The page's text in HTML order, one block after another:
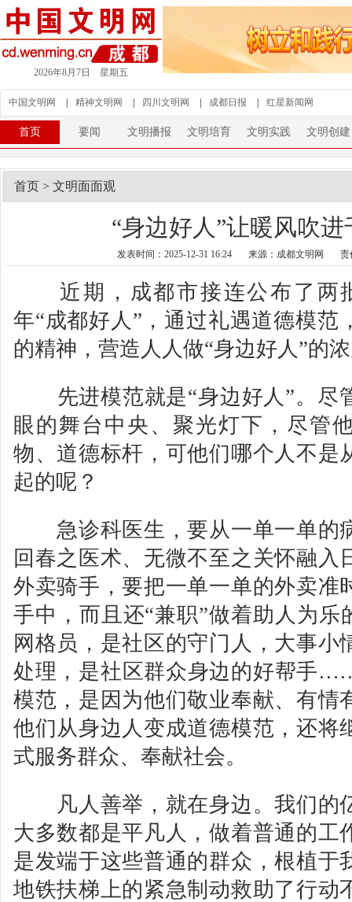
2026年8月7日 星期五
中国文明网 精神文明网 四川文明网 成都日报 红星新闻网
首页 要闻 文明播报 文明培育 文明实践 文明创建
首页 > 文明面面观
“身边好人”让暖风吹进
发表时间：2025-12-31 16:24 来源：成都文明网 责
近期，成都市接连公布了两
年“成都好人”，通过礼遇道德模范
的精神，营造人人做“身边好人”的
先进模范就是“身边好人”。尽
眼的舞台中央、聚光灯下，尽管
物、道德标杆，可他们哪个人不是
起的呢？
急诊科医生，要从一单一单的
回春之医术、无微不至之关怀融入
外卖骑手，要把一单一单的外卖准
手中，而且还“兼职”做着助人为乐
网格员，是社区的守门人，大事小
处理，是社区群众身边的好帮手
模范，是因为他们敬业奉献、有情
他们从身边人变成道德模范，还将
式服务群众、奉献社会。
凡人善举，就在身边。我们的
大多数都是平凡人，做着普通的工
是发端于这些普通的群众，根植于
地铁扶梯上的紧急制动救助了行动